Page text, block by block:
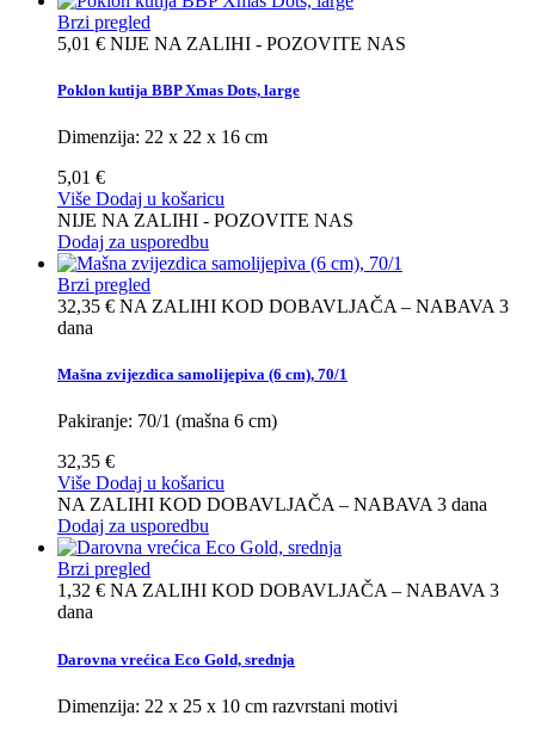
Brzi pregled
5,01 € NIJE NA ZALIHI - POZOVITE NAS
Poklon kutija BBP Xmas Dots, large
Dimenzija: 22 x 22 x 16 cm
5,01 €
Više Dodaj u košaricu
NIJE NA ZALIHI - POZOVITE NAS
Dodaj za usporedbu
Brzi pregled
32,35 € NA ZALIHI KOD DOBAVLJAČA – NABAVA 3
dana
Mašna zvijezdica samolijepiva (6 cm), 70/1
Pakiranje: 70/1 (mašna 6 cm)
32,35 €
Više Dodaj u košaricu
NA ZALIHI KOD DOBAVLJAČA – NABAVA 3 dana
Dodaj za usporedbu
Brzi pregled
1,32 € NA ZALIHI KOD DOBAVLJAČA – NABAVA 3
dana
Darovna vrećica Eco Gold, srednja
Dimenzija: 22 x 25 x 10 cm razvrstani motivi